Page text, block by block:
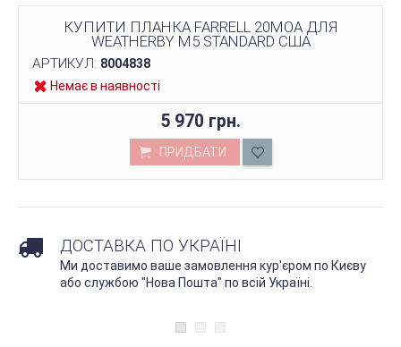
КУПИТИ ПЛАНКА FARRELL 20MOA ДЛЯ
WEATHERBY M5 STANDARD США
АРТИКУЛ: 8004838
Немає в наявності
5 970 грн.
ПРИДБАТИ
ДОСТАВКА ПО УКРАЇНІ
Ми доставимо ваше замовлення кур'єром по Києву
або службою "Нова Пошта" по всій Україні.